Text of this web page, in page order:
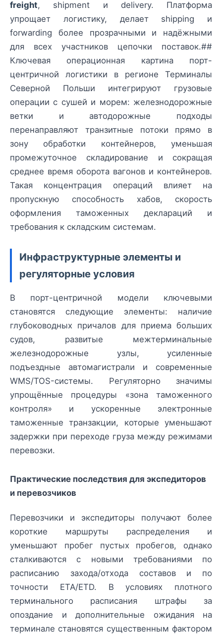
freight, shipment и delivery. Платформа
упрощает логистику, делает shipping и
forwarding более прозрачными и надёжными
для всех участников цепочки поставок.##
Ключевая операционная картина порт-
центричной логистики в регионе Терминалы
Северной Польши интегрируют грузовые
операции с сушей и морем: железнодорожные
ветки и автодорожные подходы
перенаправляют транзитные потоки прямо в
зону обработки контейнеров, уменьшая
промежуточное складирование и сокращая
среднее время оборота вагонов и контейнеров.
Такая концентрация операций влияет на
пропускную способность хабов, скорость
оформления таможенных деклараций и
требования к складским системам.
Инфраструктурные элементы и
регуляторные условия
В порт-центричной модели ключевыми
становятся следующие элементы: наличие
глубоководных причалов для приема больших
судов, развитые межтерминальные
железнодорожные узлы, усиленные
подъездные автомагистрали и современные
WMS/TOS-системы. Регуляторно значимы
упрощённые процедуры «зона таможенного
контроля» и ускоренные электронные
таможенные транзакции, которые уменьшают
задержки при переходе груза между режимами
перевозки.
Практические последствия для экспедиторов
и перевозчиков
Перевозчики и экспедиторы получают более
короткие маршруты распределения и
уменьшают пробег пустых пробегов, однако
сталкиваются с новыми требованиями по
расписанию захода/отхода составов и по
точности ETA/ETD. В условиях плотного
терминального расписания штрафы за
опоздание и дополнительные ожидания на
терминале становятся существенным фактором